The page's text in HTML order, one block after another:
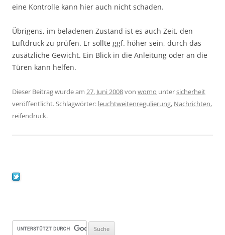
eine Kontrolle kann hier auch nicht schaden.
Übrigens, im beladenen Zustand ist es auch Zeit, den
Luftdruck zu prüfen. Er sollte ggf. höher sein, durch das
zusätzliche Gewicht. Ein Blick in die Anleitung oder an die
Türen kann helfen.
Dieser Beitrag wurde am 27. Juni 2008von womo untersicherheit
veröffentlicht. Schlagwörter: leuchtweitenregulierung, Nachrichten,
reifendruck.